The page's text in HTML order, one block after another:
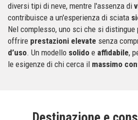
diversi tipi di neve, mentre l'assenza di
contribuisce a un'esperienza di sciata
Nel complesso, uno sci che si
offrire prestazioni elevate senza
d’uso. Un modello solido e affidabile,
le esigenze di chi cerca il massimo